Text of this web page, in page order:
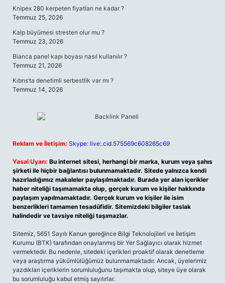
Knipex 280 kerpeten fiyatları ne kadar ?
Temmuz 25, 2026
Kalp büyümesi stresten olur mu ?
Temmuz 23, 2026
Bianca panel kapı boyası nasıl kullanılır ?
Temmuz 21, 2026
Kıbrıs’ta denetimli serbestlik var mı ?
Temmuz 14, 2026
Reklam ve İletişim: Skype: live:.cid.575569c608265c69
Yasal Uyarı: Bu internet sitesi, herhangi bir marka, kurum veya şahıs
şirketi ile hiçbir bağlantısı bulunmamaktadır. Sitede yalnızca kendi
hazırladığımız makaleler paylaşılmaktadır. Burada yer alan içerikler
haber niteliği taşımamakta olup, gerçek kurum ve kişiler hakkında
paylaşım yapılmamaktadır. Gerçek kurum ve kişiler ile isim
benzerlikleri tamamen tesadüfidir. Sitemizdeki bilgiler taslak
halindedir ve tavsiye niteliği taşımazlar.
Sitemiz, 5651 Sayılı Kanun gereğince Bilgi Teknolojileri ve İletişim
Kurumu (BTK) tarafından onaylanmış bir Yer Sağlayıcı olarak hizmet
vermektedir. Bu nedenle, sitedeki içerikleri proaktif olarak denetleme
veya araştırma yükümlülüğümüz bulunmamaktadır. Ancak, üyelerimiz
yazdıkları içeriklerin sorumluluğunu taşımakta olup, siteye üye olarak
bu sorumluluğu kabul etmiş sayılırlar.